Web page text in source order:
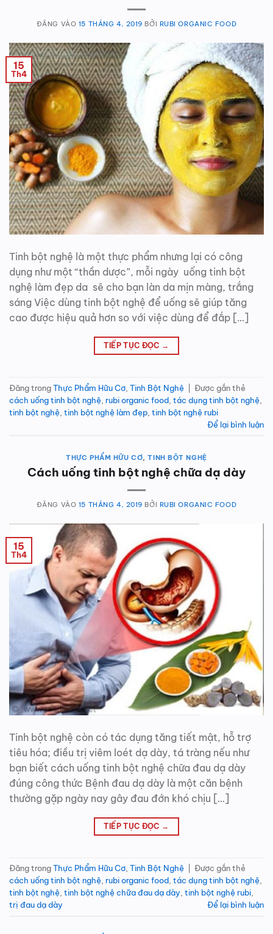
ĐĂNG VÀO 15 THÁNG 4, 2019 BỞI RUBI ORGANIC FOOD
15
Th4
Tinh bột nghệ là một thực phẩm nhưng lại có công
dụng như một “thần dược”, mỗi ngày uống tinh bột
nghệ làm đẹp da sẽ cho bạn làn da mịn màng, trắng
sáng Việc dùng tinh bột nghệ để uống sẽ giúp tăng
cao được hiệu quả hơn so với việc dùng để đắp […]
TIẾP TỤC ĐỌC →
Đăng trongThực Phẩm Hữu Cơ Tinh Bột Nghệ
Được gắn thẻ
cách uống tinh bột nghệ rubi organic food tác dụng tinh bột nghệ
tinh bột nghệ tinh bột nghệ làm đẹp tinh bột nghệ rubi
Để lại bình luận
THỰC PHẨM HỮU CƠ,TINH BỘT NGHỆ
Cách uống tinh bột nghệ chữa dạ dày
ĐĂNG VÀO 15 THÁNG 4, 2019 BỞI RUBI ORGANIC FOOD
15
Th4
Tinh bột nghệ còn có tác dụng tăng tiết mật, hỗ trợ
tiêu hóa; điều trị viêm loét dạ dày, tá tràng nếu như
bạn biết cách uống tinh bột nghệ chữa đau dạ dày
đúng công thức Bệnh đau dạ dày là một căn bệnh
thường gặp ngày nay gây đau đớn khó chịu […]
TIẾP TỤC ĐỌC →
Đăng trongThực Phẩm Hữu Cơ Tinh Bột Nghệ
Được gắn thẻ
cách uống tinh bột nghệ rubi organic food tác dụng tinh bột nghệ
tinh bột nghệ tinh bột nghệ chữa đau dạ dày tinh bột nghệ rubi
trị đau dạ dày
Để lại bình luận